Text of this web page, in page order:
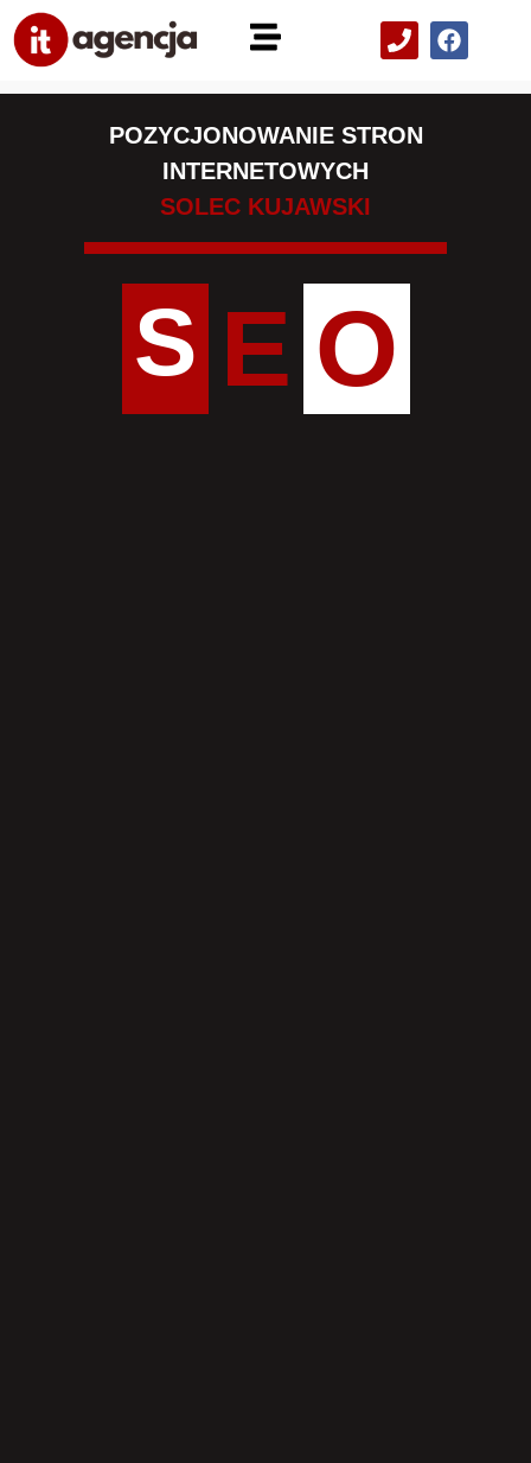
POZYCJONOWANIE STRON
INTERNETOWYCH
SOLEC KUJAWSKI
S E O